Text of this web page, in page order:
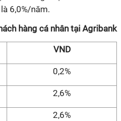
6,0%/năm.
hàng cá nhân tại Agribank
VND
0,2%
2,6%
2,6%